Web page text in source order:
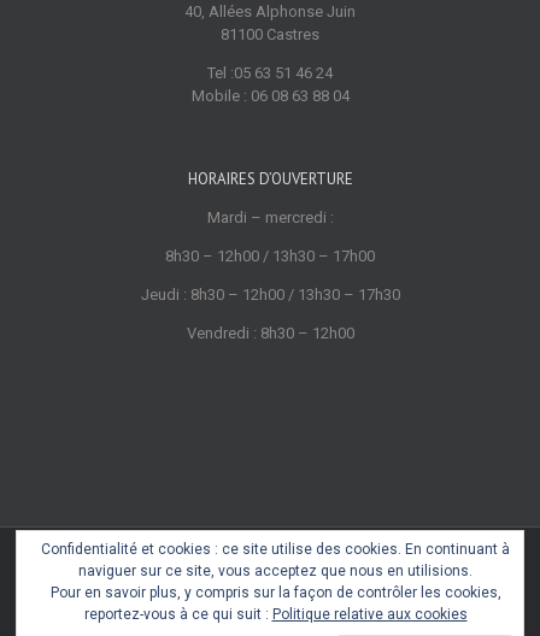
40, Allées Alphonse Juin
81100 Castres
Tel :05 63 51 46 24
Mobile : 06 08 63 88 04
HORAIRES D’OUVERTURE
Mardi – mercredi :
8h30 – 12h00 / 13h30 – 17h00
Jeudi : 8h30 – 12h00 / 13h30 – 17h30
Vendredi : 8h30 – 12h00
Copyright 2022 © Cœur de Castres
Mentions légales
Confidentialité et cookies : ce site utilise des cookies. En continuant à
naviguer sur ce site, vous acceptez que nous en utilisions.
Pour en savoir plus, y compris sur la façon de contrôler les cookies,
reportez-vous à ce qui suit : Politique relative aux cookies